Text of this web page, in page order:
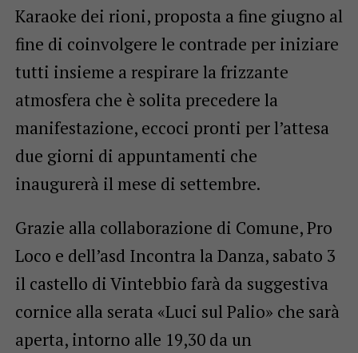
Karaoke dei rioni, proposta a fine giugno al
fine di coinvolgere le contrade per iniziare
tutti insieme a respirare la frizzante
atmosfera che è solita precedere la
manifestazione, eccoci pronti per l’attesa
due giorni di appuntamenti che
inaugurerà il mese di settembre.
Grazie alla collaborazione di Comune, Pro
Loco e dell’asd Incontra la Danza, sabato 3
il castello di Vintebbio farà da suggestiva
cornice alla serata «Luci sul Palio» che sarà
aperta, intorno alle 19,30 da un